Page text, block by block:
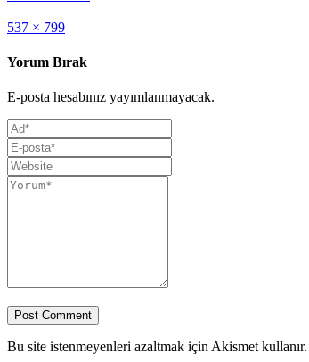
Full
537 × 799
Yorum Bırak
E-posta hesabınız yayımlanmayacak.
Bu site istenmeyenleri azaltmak için Akismet kullanır.